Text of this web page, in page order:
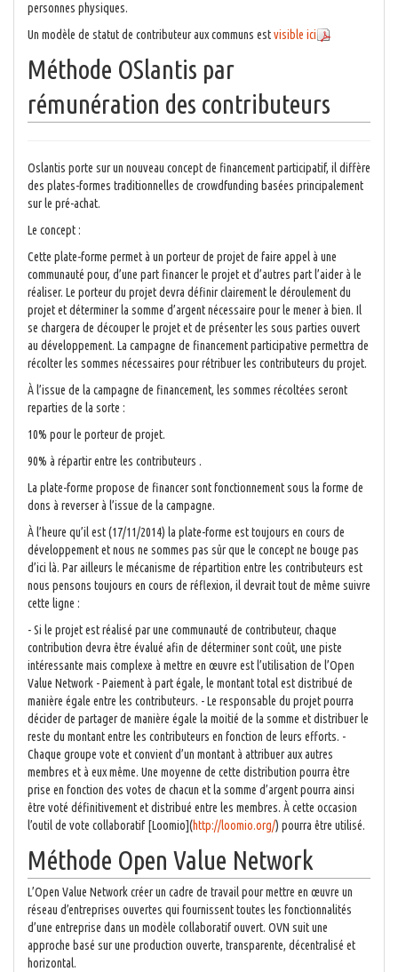
personnes physiques.
Un modèle de statut de contributeur aux communs estvisible ici
Méthode OSlantis par
rémunération des contributeurs
Oslantis porte sur un nouveau concept de financement participatif, il diffère
des plates-formes traditionnelles de crowdfunding basées principalement
sur le pré-achat.
Le concept :
Cette plate-forme permet à un porteur de projet de faire appel à une
communauté pour, d’une part financer le projet et d’autres part l’aider à le
réaliser. Le porteur du projet devra définir clairement le déroulement du
projet et déterminer la somme d’argent nécessaire pour le mener à bien. Il
se chargera de découper le projet et de présenter les sous parties ouvert
au développement. La campagne de financement participative permettra de
récolter les sommes nécessaires pour rétribuer les contributeurs du projet.
À l’issue de la campagne de financement, les sommes récoltées seront
reparties de la sorte :
10% pour le porteur de projet.
90% à répartir entre les contributeurs .
La plate-forme propose de financer sont fonctionnement sous la forme de
dons à reverser à l’issue de la campagne.
À l’heure qu’il est (17/11/2014) la plate-forme est toujours en cours de
développement et nous ne sommes pas sûr que le concept ne bouge pas
d’ici là. Par ailleurs le mécanisme de répartition entre les contributeurs est
nous pensons toujours en cours de réflexion, il devrait tout de même suivre
cette ligne :
- Si le projet est réalisé par une communauté de contributeur, chaque
contribution devra être évalué afin de déterminer sont coût, une piste
intéressante mais complexe à mettre en œuvre est l’utilisation de l’Open
Value Network - Paiement à part égale, le montant total est distribué de
manière égale entre les contributeurs. - Le responsable du projet pourra
décider de partager de manière égale la moitié de la somme et distribuer le
reste du montant entre les contributeurs en fonction de leurs efforts. -
Chaque groupe vote et convient d’un montant à attribuer aux autres
membres et à eux même. Une moyenne de cette distribution pourra être
prise en fonction des votes de chacun et la somme d’argent pourra ainsi
être voté définitivement et distribué entre les membres. À cette occasion
l’outil de vote collaboratif [Loomio](http://loomio.org/) pourra être utilisé.
Méthode Open Value Network
L’Open Value Network créer un cadre de travail pour mettre en œuvre un
réseau d’entreprises ouvertes qui fournissent toutes les fonctionnalités
d’une entreprise dans un modèle collaboratif ouvert. OVN suit une
approche basé sur une production ouverte, transparente, décentralisé et
horizontal.